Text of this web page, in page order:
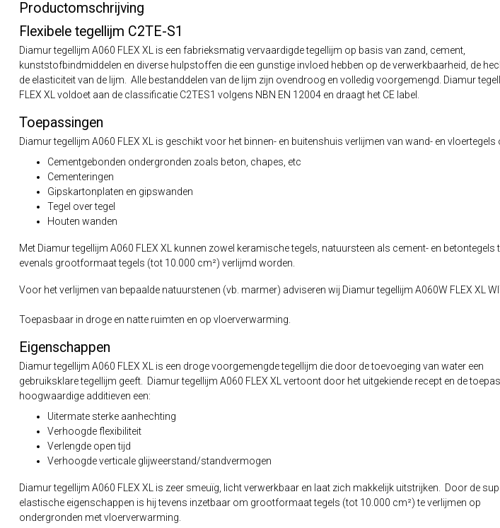
Productomschrijving
Flexibele tegellijm C2TE-S1
Diamur tegellijm A060 FLEX XL is een fabrieksmatig vervaardigde tegellijm op basis van zand, cement,
kunststofbindmiddelen en diverse hulpstoffen die een gunstige invloed hebben op de verwerkbaarheid, de
de elasticiteit van de lijm. Alle bestanddelen van de lijm zijn ovendroog en volledig voorgemengd. Diamur
FLEX XL voldoet aan de classificatie C2TES1 volgens NBN EN 12004 en draagt het CE label.
Toepassingen
Diamur tegellijm A060 FLEX XL is geschikt voor het binnen- en buitenshuis verlijmen van wand- en vloertegels
Cementgebonden ondergronden zoals beton, chapes, etc
Cementeringen
Gipskartonplaten en gipswanden
Tegel over tegel
Houten wanden
Met Diamur tegellijm A060 FLEX XL kunnen zowel keramische tegels, natuursteen als cement- en betontegels
evenals grootformaat tegels (tot 10.000 cm²) verlijmd worden.
Voor het verlijmen van bepaalde natuurstenen (vb. marmer) adviseren wij Diamur tegellijm A060W FLEX XL
Toepasbaar in droge en natte ruimten en op vloerverwarming.
Eigenschappen
Diamur tegellijm A060 FLEX XL is een droge voorgemengde tegellijm die door de toevoeging van water een
gebruiksklare tegellijm geeft. Diamur tegellijm A060 FLEX XL vertoont door het uitgekiende recept en de
hoogwaardige additieven een:
Uitermate sterke aanhechting
Verhoogde flexibiliteit
Verlengde open tijd
Verhoogde verticale glijweerstand/standvermogen
Diamur tegellijm A060 FLEX XL is zeer smeuïg, licht verwerkbaar en laat zich makkelijk uitstrijken. Door de
elastische eigenschappen is hij tevens inzetbaar om grootformaat tegels (tot 10.000 cm²) te verlijmen op
ondergronden met vloerverwarming.